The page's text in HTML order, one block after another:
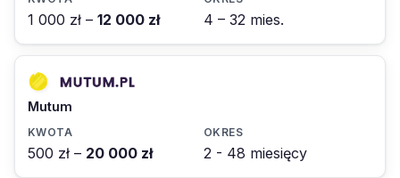
1 000 zł – 12 000 zł 4 – 32 mies.
Mutum
500 zł – 20 000 zł 2 - 48 miesięcy